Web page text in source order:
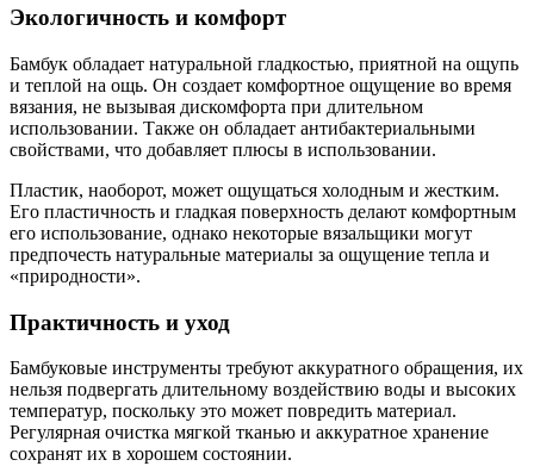
Экологичность и комфорт
Бамбук обладает натуральной гладкостью, приятной на ощупь
и теплой на ощь. Он создает комфортное ощущение во время
вязания, не вызывая дискомфорта при длительном
использовании. Также он обладает антибактериальными
свойствами, что добавляет плюсы в использовании.
Пластик, наоборот, может ощущаться холодным и жестким.
Его пластичность и гладкая поверхность делают комфортным
его использование, однако некоторые вязальщики могут
предпочесть натуральные материалы за ощущение тепла и
«природности».
Практичность и уход
Бамбуковые инструменты требуют аккуратного обращения, их
нельзя подвергать длительному воздействию воды и высоких
температур, поскольку это может повредить материал.
Регулярная очистка мягкой тканью и аккуратное хранение
сохранят их в хорошем состоянии.